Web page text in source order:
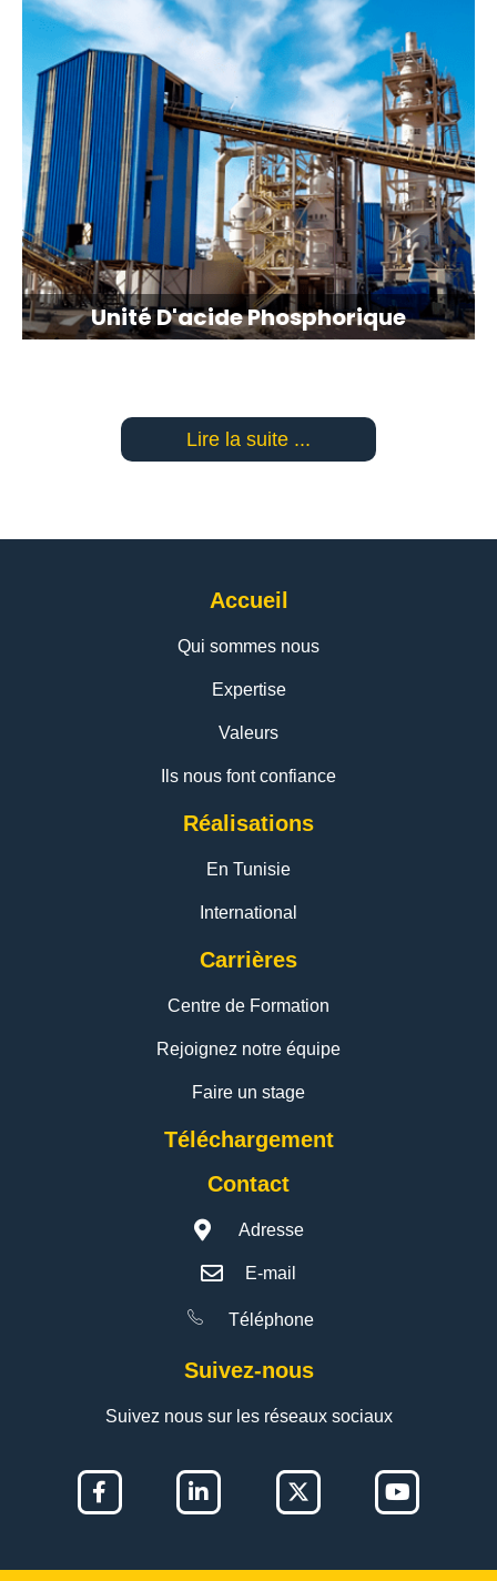
Unité D'acide Phosphorique
Lire la suite ...
Accueil
Qui sommes nous
Expertise
Valeurs
Ils nous font confiance
Réalisations
En Tunisie
International
Carrières
Centre de Formation
Rejoignez notre équipe
Faire un stage
Téléchargement
Contact
Adresse
E-mail
Téléphone
Suivez-nous
Suivez nous sur les réseaux sociaux